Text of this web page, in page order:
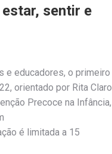
sentir e
e educadores, o primeiro
orientado por Rita Claro
Precoce na Infância,
é limitada a 15